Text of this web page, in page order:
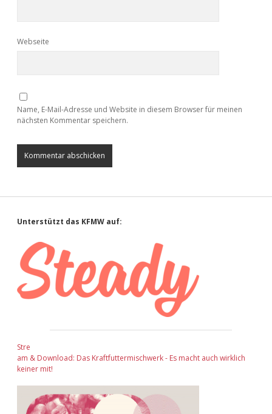
Webseite
Name, E-Mail-Adresse und Website in diesem Browser für meinen
nächsten Kommentar speichern.
Sidebar
Unterstützt das KFMW auf:
Stre
am & Download: Das Kraftfuttermischwerk - Es macht auch wirklich
keiner mit!